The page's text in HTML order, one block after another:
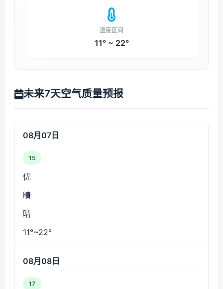
温度区间
11° ~ 22°
未来7天空气质量预报
08月07日
15
优
晴
晴
11°~22°
08月08日
17